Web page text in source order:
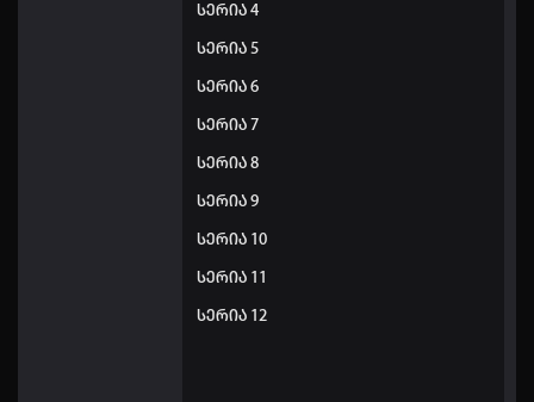
სერია 4
სერია 5
სერია 6
სერია 7
სერია 8
სერია 9
სერია 10
სერია 11
სერია 12